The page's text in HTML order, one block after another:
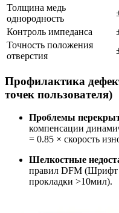
Толщина медь
однородность
Контроль импеданса
Точность положения
отверстия
Профилактика
точек пользователя)
Проблемы
компенсации
= 0.85 × скорость
Шелкостные
правил DFM (Шрифт
прокладки >10мил).